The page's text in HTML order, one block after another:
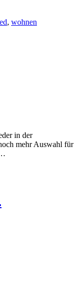
, wohnen
in der
mehr Auswahl für